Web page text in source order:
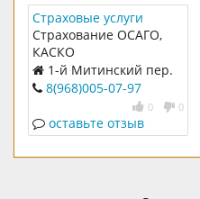
Страховые услуги
Страхование ОСАГО,
КАСКО
1-й Митинский пер.
Вл.38(968)005-07-97
0 0
оставьте отзыв